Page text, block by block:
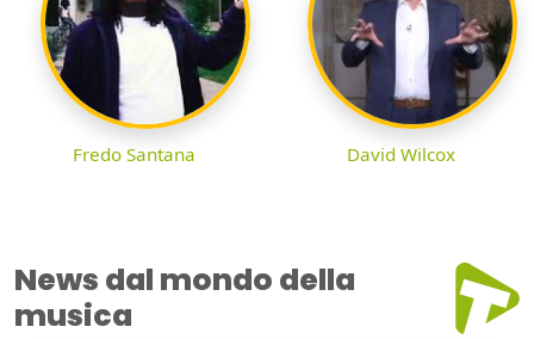
Fredo Santana David Wilcox
News dal mondo della
musica